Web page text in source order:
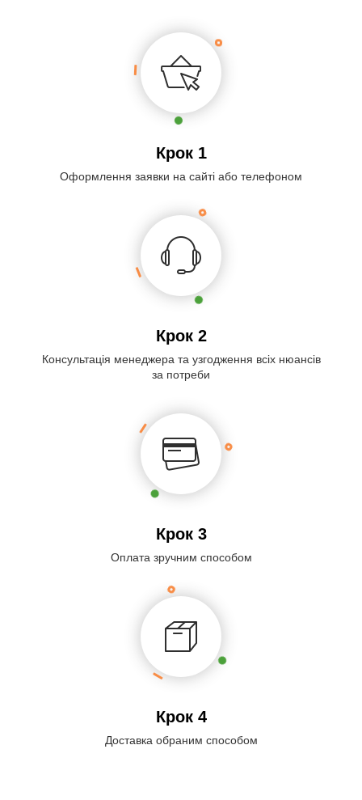
Крок 1
Оформлення заявки на сайті або телефоном
Крок 2
Консультація менеджера та узгодження всіх нюансів
за потреби
Крок 3
Оплата зручним способом
Крок 4
Доставка обраним способом